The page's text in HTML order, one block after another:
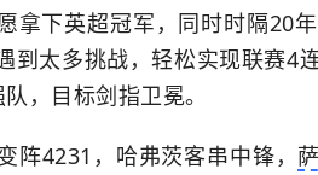
拿下英超冠军，同时时隔20
到太多挑战，轻松实现联赛4
，目标剑指卫冕。
阵4231，哈弗茨客串中锋，